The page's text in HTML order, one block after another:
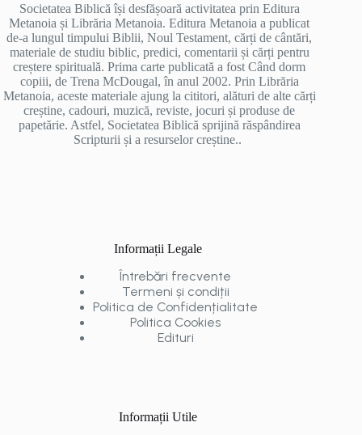
Societatea Biblică își desfășoară activitatea prin Editura
Metanoia și Librăria Metanoia. Editura Metanoia a publicat
de-a lungul timpului Biblii, Noul Testament, cărți de cântări,
materiale de studiu biblic, predici, comentarii și cărți pentru
creștere spirituală. Prima carte publicată a fost Când dorm
copiii, de Trena McDougal, în anul 2002. Prin Librăria
Metanoia, aceste materiale ajung la cititori, alături de alte cărți
creștine, cadouri, muzică, reviste, jocuri și produse de
papetărie. Astfel, Societatea Biblică sprijină răspândirea
Scripturii și a resurselor creștine..
Informații Legale
Întrebări frecvente
Termeni și condiții
Politica de Confidențialitate
Politica Cookies
Edituri
Informații Utile